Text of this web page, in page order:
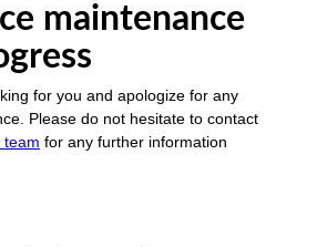
maintenance
for you and apologize for any
Please do not hesitate to contact
team for any further information